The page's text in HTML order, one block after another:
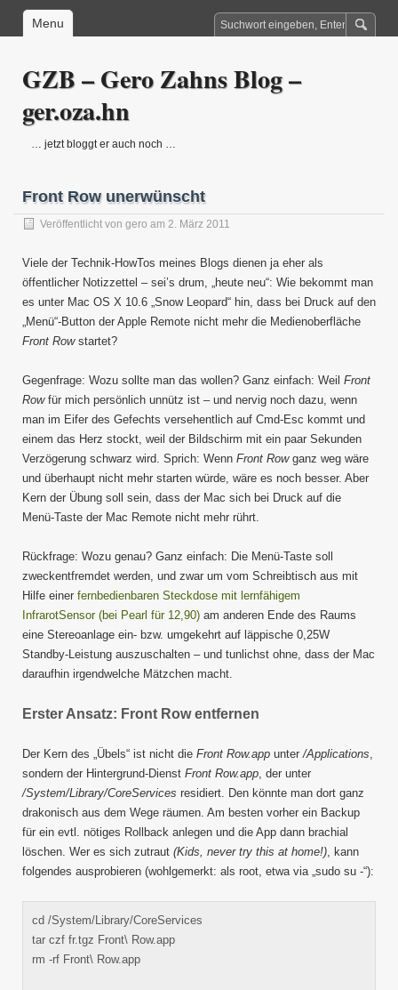
Menu
GZB – Gero Zahns Blog –
ger.oza.hn
… jetzt bloggt er auch noch …
Front Row unerwünscht
Veröffentlicht von gero am 2. März 2011
Viele der Technik-HowTos meines Blogs dienen ja eher als
öffentlicher Notizzettel – sei’s drum, „heute neu“: Wie bekommt man
es unter Mac OS X 10.6 „Snow Leopard“ hin, dass bei Druck auf den
„Menü“-Button der Apple Remote nicht mehr die Medienoberfläche
Front Rowstartet?
Gegenfrage: Wozu sollte man das wollen? Ganz einfach: Weil Front
Rowfür mich persönlich unnütz ist – und nervig noch dazu, wenn
man im Eifer des Gefechts versehentlich auf Cmd-Esc kommt und
einem das Herz stockt, weil der Bildschirm mit ein paar Sekunden
Verzögerung schwarz wird. Sprich: Wenn Front Rowganz weg wäre
und überhaupt nicht mehr starten würde, wäre es noch besser. Aber
Kern der Übung soll sein, dass der Mac sich bei Druck auf die
Menü-Taste der Mac Remote nicht mehr rührt.
Rückfrage: Wozu genau? Ganz einfach: Die Menü-Taste soll
zweckentfremdet werden, und zwar um vom Schreibtisch aus mit
Hilfe einer fernbedienbaren Steckdose mit lernfähigem
InfrarotSensor (bei Pearl für 12,90) am anderen Ende des Raums
eine Stereoanlage ein- bzw. umgekehrt auf läppische 0,25W
Standby-Leistung auszuschalten – und tunlichst ohne, dass der Mac
daraufhin irgendwelche Mätzchen macht.
Erster Ansatz: Front Row entfernen
Der Kern des „Übels“ ist nicht die Front Row.app unter/Applications,
sondern der Hintergrund-Dienst Front Row.app, der unter
/System/Library/CoreServices residiert. Den könnte man dort ganz
drakonisch aus dem Wege räumen. Am besten vorher ein Backup
für ein evtl. nötiges Rollback anlegen und die App dann brachial
löschen. Wer es sich zutraut (Kids, never try this at home!), kann
folgendes ausprobieren (wohlgemerkt: als root, etwa via „sudo su -“):
cd /System/Library/CoreServices
tar czf fr.tgz Front\ Row.app
rm -rf Front\ Row.app